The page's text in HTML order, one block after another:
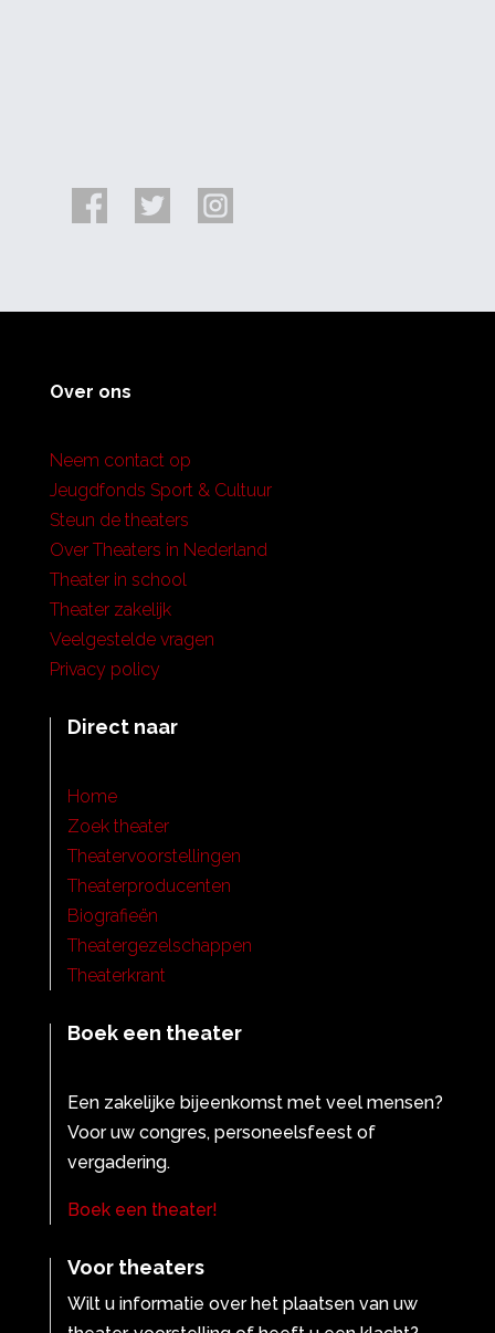
Over ons
Neem contact op
Jeugdfonds Sport & Cultuur
Steun de theaters
Over Theaters in Nederland
Theater in school
Theater zakelijk
Veelgestelde vragen
Privacy policy
Direct naar
Home
Zoek theater
Theatervoorstellingen
Theaterproducenten
Biografieën
Theatergezelschappen
Theaterkrant
Boek een theater
Een zakelijke bijeenkomst met veel mensen?
Voor uw congres, personeelsfeest of
vergadering.
Boek een theater!
Voor theaters
Wilt u informatie over het plaatsen van uw